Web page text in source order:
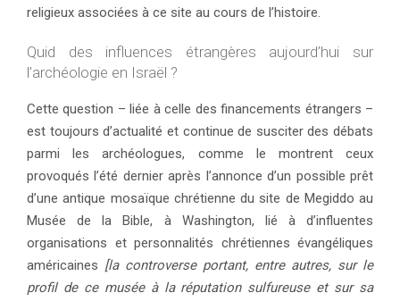
religieux associées à ce site au cours de l’histoire.
Quid des influences étrangères aujourd’hui sur
l’archéologie en Israël ?
Cette question – liée à celle des financements étrangers –
est toujours d’actualité et continue de susciter des débats
parmi les archéologues, comme le montrent ceux
provoqués l’été dernier après l’annonce d’un possible prêt
d’une antique mosaïque chrétienne du site de Megiddo au
Musée de la Bible, à Washington, lié à d’influentes
organisations et personnalités chrétiennes évangéliques
américaines [la controverse portant, entre autres, sur le
profil de ce musée à la réputation sulfureuse et sur sa